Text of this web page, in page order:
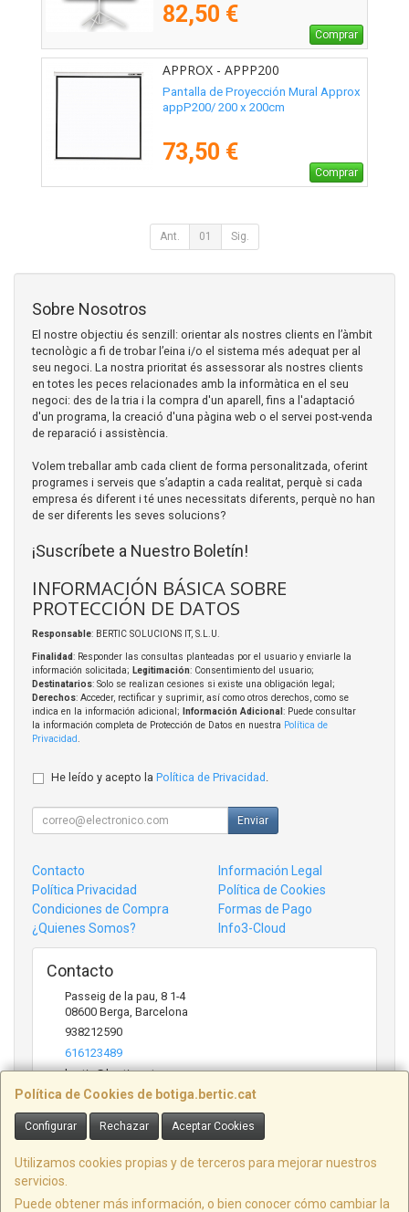
82,50 €
Comprar
APPROX - APPP200
Pantalla de Proyección Mural Approx
appP200/ 200 x 200cm
73,50 €
Comprar
Ant. 01 Sig.
Política de Cookies de botiga.bertic.cat
Configurar Rechazar Aceptar Cookies
Utilizamos cookies propias y de terceros para mejorar nuestros
servicios.
Puede obtener más información, o bien conocer cómo cambiar la
Sobre Nosotros
El nostre objectiu és senzill: orientar als nostres clients en l’àmbit
tecnològic a fi de trobar l’eina i/o el sistema més adequat per al
seu negoci. La nostra prioritat és assessorar als nostres clients
en totes les peces relacionades amb la informàtica en el seu
negoci: des de la tria i la compra d'un aparell, fins a l'adaptació
d'un programa, la creació d'una pàgina web o el servei post-venda
de reparació i assistència.
Volem treballar amb cada client de forma personalitzada, oferint
programes i serveis que s’adaptin a cada realitat, perquè si cada
empresa és diferent i té unes necessitats diferents, perquè no han
de ser diferents les seves solucions?
¡Suscríbete a Nuestro Boletín!
INFORMACIÓN BÁSICA SOBRE
PROTECCIÓN DE DATOS
Responsable: BERTIC SOLUCIONS IT, S.L.U.
Finalidad: Responder las consultas planteadas por el usuario y enviarle la
información solicitada; Legitimación: Consentimiento del usuario;
Destinatarios: Solo se realizan cesiones si existe una obligación legal;
Derechos: Acceder, rectificar y suprimir, así como otros derechos, como se
indica en la información adicional;
Información Adicional : Puede consultar
la información completa de Protección de Datos en nuestra Política de
Privacidad.
He leído y acepto la Política de Privacidad .
Enviar
Contacto
Información Legal
Política Privacidad
Política de Cookies
Condiciones de Compra
Formas de Pago
¿Quienes Somos?
Info3-Cloud
Contacto
Passeig de la pau, 8 1-4
08600 Berga, Barcelona
938212590
616123489
bertic@bertic.cat
Horario
Lunes a Viernes (9h-14h | 15h-18h)